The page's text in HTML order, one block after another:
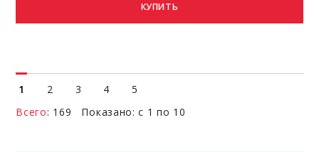
КУПИТЬ
1 2 3 4
5
Всего: 169 Показано: с 1 по 10